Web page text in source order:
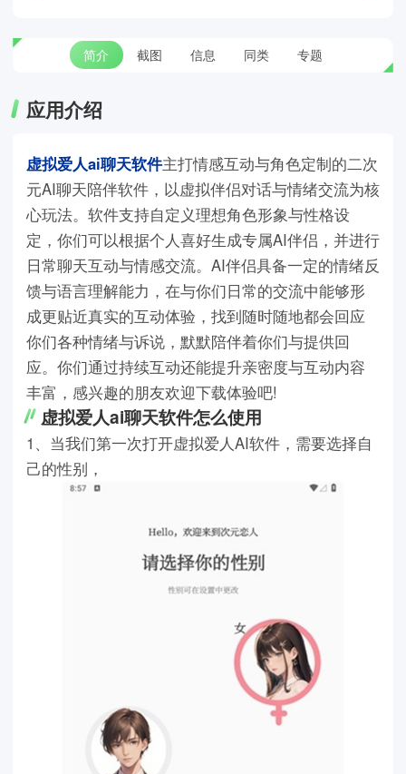
简介 截图 信息 同类 专题
应用介绍
虚拟爱人ai聊天软件主打情感互动与角色定制的二次
元AI聊天陪伴软件，以虚拟伴侣对话与情绪交流为核
心玩法。软件支持自定义理想角色形象与性格设
定，你们可以根据个人喜好生成专属AI伴侣，并进行
日常聊天互动与情感交流。AI伴侣具备一定的情绪反
馈与语言理解能力，在与你们日常的交流中能够形
成更贴近真实的互动体验，找到随时随地都会回应
你们各种情绪与诉说，默默陪伴着你们与提供回
应。你们通过持续互动还能提升亲密度与互动内容
丰富，感兴趣的朋友欢迎下载体验吧!
虚拟爱人ai聊天软件怎么使用
1、当我们第一次打开虚拟爱人AI软件，需要选择自
己的性别，